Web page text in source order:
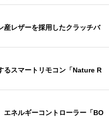
産レザーを採用したクラッチバ
スマートリモコン「Nature R
ネルギーコントローラー「BO